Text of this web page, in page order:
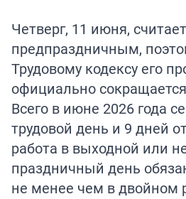
Четверг, 11 июня,
предпраздничным,
Трудовому кодексу его
официально
Всего в июне 2026 года
трудовой день и 9 дней
работа в выходной или
праздничный день
не менее чем в двойном